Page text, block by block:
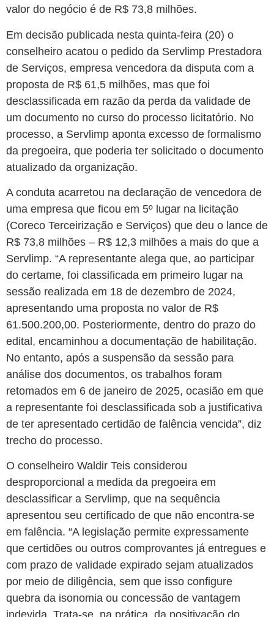
valor do negócio é de R$ 73,8 milhões.
Em decisão publicada nesta quinta-feira (20) o
conselheiro acatou o pedido da Servlimp Prestadora
de Serviços, empresa vencedora da disputa com a
proposta de R$ 61,5 milhões, mas que foi
desclassificada em razão da perda da validade de
um documento no curso do processo licitatório. No
processo, a Servlimp aponta excesso de formalismo
da pregoeira, que poderia ter solicitado o documento
atualizado da organização.
A conduta acarretou na declaração de vencedora de
uma empresa que ficou em 5º lugar na licitação
(Coreco Terceirização e Serviços) que deu o lance de
R$ 73,8 milhões – R$ 12,3 milhões a mais do que a
Servlimp. “A representante alega que, ao participar
do certame, foi classificada em primeiro lugar na
sessão realizada em 18 de dezembro de 2024,
apresentando uma proposta no valor de R$
61.500.200,00. Posteriormente, dentro do prazo do
edital, encaminhou a documentação de habilitação.
No entanto, após a suspensão da sessão para
análise dos documentos, os trabalhos foram
retomados em 6 de janeiro de 2025, ocasião em que
a representante foi desclassificada sob a justificativa
de ter apresentado certidão de falência vencida”, diz
trecho do processo.
O conselheiro Waldir Teis considerou
desproporcional a medida da pregoeira em
desclassificar a Servlimp, que na sequência
apresentou seu certificado de que não encontra-se
em falência. “A legislação permite expressamente
que certidões ou outros comprovantes já entregues e
com prazo de validade expirado sejam atualizados
por meio de diligência, sem que isso configure
quebra da isonomia ou concessão de vantagem